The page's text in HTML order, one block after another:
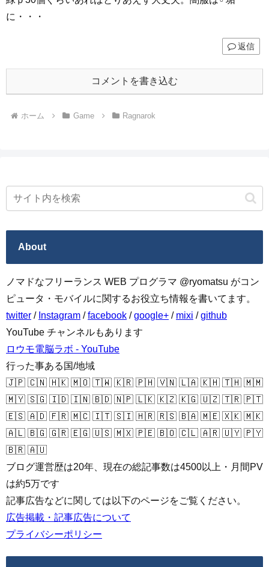
に・・・
返信
コメントを書き込む
ホーム Game Ragnarok
About
ノマドなフリーランス WEB プログラマ @ryomatsu がコン
ピュータ・モバイルに関するお役立ち情報を書いてます。
twitter / Instagram /facebook /google+ / mixi /github
YouTube チャンネルもあります
ロウモ電脳ラボ - YouTube
行った事ある国/地域
🇯🇵 🇨🇳 🇭🇰 🇲🇴 🇹🇼 🇰🇷 🇵🇭 🇻🇳 🇱🇦 🇰🇭 🇹🇭 🇲🇲
🇲🇾 🇸🇬 🇮🇩 🇮🇳 🇧🇩 🇳🇵 🇱🇰 🇰🇿 🇰🇬 🇺🇿 🇹🇷 🇵🇹
🇪🇸 🇦🇩 🇫🇷 🇲🇨 🇮🇹 🇸🇮 🇭🇷 🇷🇸 🇧🇦 🇲🇪 🇽🇰 🇲🇰
🇦🇱 🇧🇬 🇬🇷 🇪🇬 🇺🇸 🇲🇽 🇵🇪 🇧🇴 🇨🇱 🇦🇷 🇺🇾 🇵🇾
🇧🇷 🇦🇺
ブログ運営歴は20年、現在の総記事数は4500以上・月間PV
は約5万です
記事広告などに関しては以下のページをご覧ください。
広告掲載・記事広告について
プライバシーポリシー